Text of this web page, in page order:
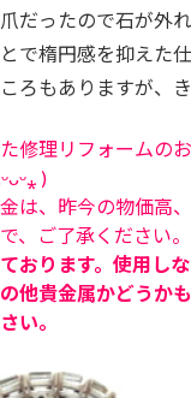
だったので石が外れ
で楕円感を抑えた仕
ろもありますが、
修理リフォームの
)
は、昨今の物価高
、ご了承ください。
おります。使用し
他貴金属かどうか
い。